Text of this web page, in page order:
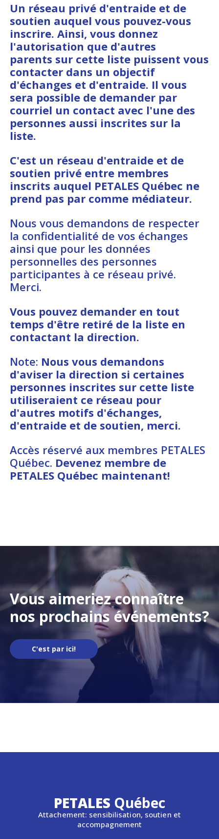
Un réseau privé d'entraide et de
soutien auquel vous pouvez-vous
inscrire. Ainsi, vous donnez
l'autorisation que d'autres
parents sur cette liste puissent vous
contacter dans un objectif
d'échanges et d'entraide. Il vous
sera possible de demander par
courriel un contact avec l'une des
personnes aussi inscrites sur la
liste.
C'est un réseau d'entraide et de
soutien privé entre membres
inscrits auquel PETALES Québec ne
prend pas par comme médiateur.
Nous vous demandons de respecter
la confidentialité de vos échanges
ainsi que pour les données
personnelles des personnes
participantes à ce réseau privé.
Merci.
Vous pouvez demander en tout
temps d'être retiré de la liste en
contactant la direction.
Note: Nous vous demandons
d'aviser la direction si certaines
personnes inscrites sur cette liste
utiliseraient ce réseau pour
d'autres motifs d'échanges,
d'entraide et de soutien, merci.
Accès réservé aux membres PETALES
Québec. Devenez membre de
PETALES Québec maintenant!
Vous aimeriez connaître
nos prochains événements?
C'est par ici!
PETALES Québec
Attachement: sensibilisation, soutien et
accompagnement